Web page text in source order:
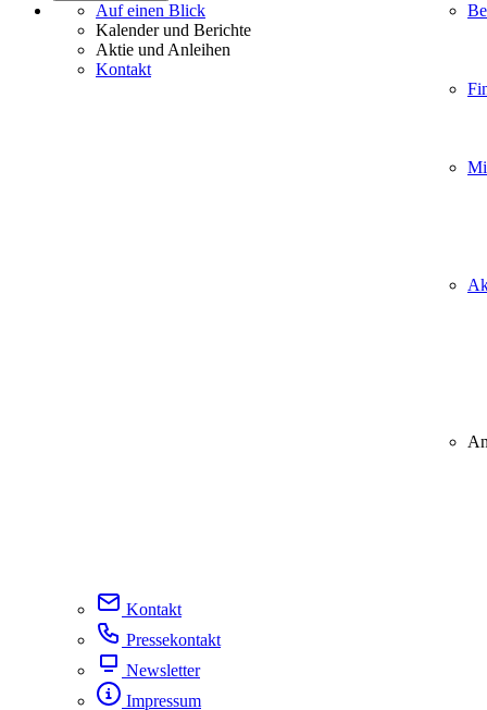
Auf einen Blick
Kalender und Berichte
Aktie und Anleihen
Kontakt
Kontakt
Pressekontakt
Newsletter
Impressum